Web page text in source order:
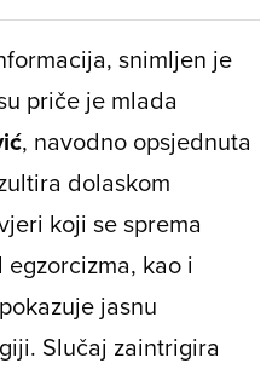
snimljen je
priče je mlada
, navodno opsjednuta
dolaskom
koji se sprema
kao i
jasnu
Slučaj zaintrigira